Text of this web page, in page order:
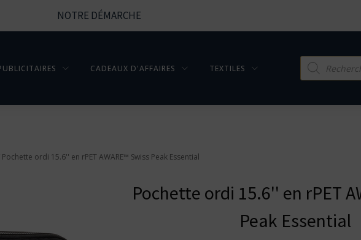
NOTRE DÉMARCHE
CADEAUX D'AFFAIRES TEXTILES
Recherche
Pochette ordi 15.6'' en rPET AWARE™ Swiss Peak Essential
Pochette ordi 15.6'' en rPET
Peak Essential